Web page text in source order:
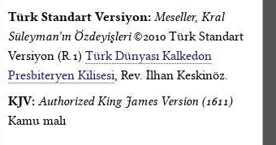
Türk Standart Versiyon: Meseller, Kral
Süleyman'ın Özdeyişleri©2010 Türk Standart
Versiyon (R.1) Türk Dünyası Kalkedon
Presbiteryen Kilisesi, Rev. İlhan Keskinöz.
KJV: Authorized King James Version (1611)
Kamu malı